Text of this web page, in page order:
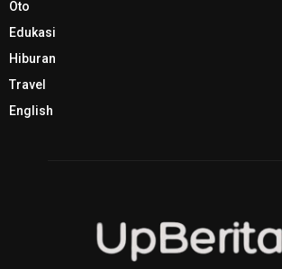
Oto
Edukasi
Hiburan
Travel
English